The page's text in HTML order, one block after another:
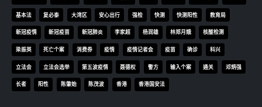
基本法 复必泰 大湾区 安心出行 强检 快测 快测阳性 教育局
新冠疫情 新冠疫苗 新冠肺炎 李家超 杨润雄 林郑月娥 核酸检测
梁振英 死亡个案 消费券 疫情 疫情记者会 疫苗 确诊 科兴
立法会 立法会选举 第五波疫情 聂德权 警方 输入个案 通关 邓炳强
长者 阳性 陈肇始 陈茂波 香港 香港国安法